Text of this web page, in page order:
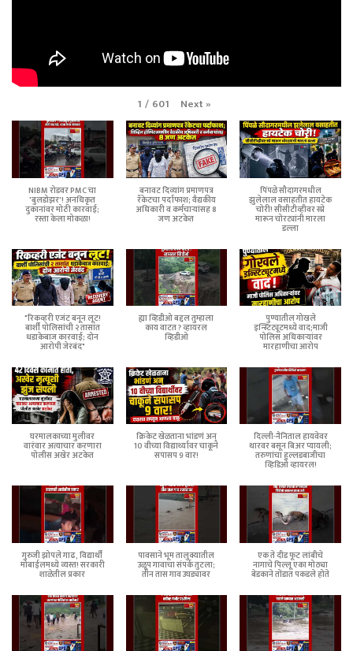
1 / 601 Next»
NIBM रोडवर PMC चा
'बुलडोझर'! अनधिकृत
दुकानांवर मोठी कारवाई;
रस्ता केला मोकळा!
बनावट दिव्यांग प्रमाणपत्र
रॅकेटचा पर्दाफाश; वैद्यकीय
अधिकारी व कर्मचाऱ्यांसह 8
जण अटकेत
पिंपळे सौदागरमधील
झुलेलाल वसाहतीत हायटेक
चोरी! सीसीटीव्हीवर स्प्रे
मारून चोरट्यांनी मारला
डल्ला
"रिकव्हरी एजंट बनून लूट!
बार्शी पोलिसांची २ तासांत
धडाकेबाज कारवाई; दोन
आरोपी जेरबंद"
ह्या व्हिडीओ बद्दल तुम्हाला
काय वाटत ? व्हायरल
व्हिडीओ
पुण्यातील गोखले
इन्स्टिट्यूटमध्ये वाद;माजी
पोलिस अधिकाऱ्यांवर
मारहाणीचा आरोप
घरमालकाच्या मुलीवर
वारंवार अत्याचार करणारा
पोलीस अखेर अटकेत
क्रिकेट खेळताना भांडणं अन्
10 वीच्या विद्यार्थ्यावर चाकूने
सपासप 9 वार!
दिल्ली-नैनिताल हायवेवर
थारवर बसून बिअर प्यायली;
तरुणांचा हुल्लडबाजीचा
व्हिडिओ व्हायरल!
गुरुजी झोपले गाढ, विद्यार्थी
मोबाईलमध्ये व्यस्त! सरकारी
शाळेतील प्रकार
पावसाने भूम तालुक्यातील
उळूप गावाचा संपर्क तुटला;
तीन तास गाव उघड्यावर
एक ते दीड फूट लांबीचे
नागाचे पिल्लू एका मोठ्या
बेडकाने तोंडात पकडले होते